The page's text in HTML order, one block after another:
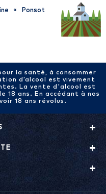
«
Ponsot
la santé, à consommer
d’alcool est vivement
La vente d'alcool est
18 ans. En accédant à nos
18 ans révolus.